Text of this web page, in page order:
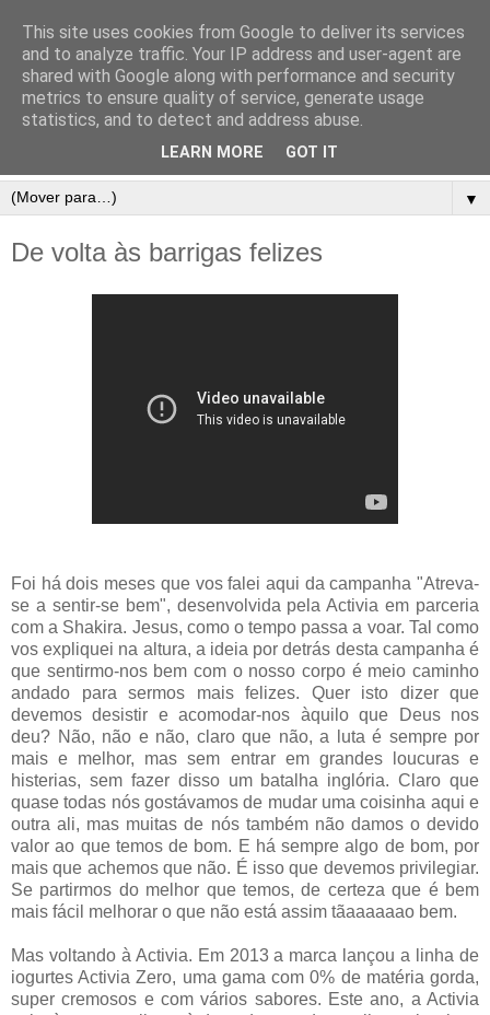
▼
De volta às barrigas felizes
Foi há dois meses que vos falei aqui da campanha "Atreva-
se a sentir-se bem", desenvolvida pela Activia em parceria
com a Shakira. Jesus, como o tempo passa a voar. Tal como
vos expliquei na altura, a ideia por detrás desta campanha é
que sentirmo-nos bem com o nosso corpo é meio caminho
andado para sermos mais felizes. Quer isto dizer que
devemos desistir e acomodar-nos àquilo que Deus nos
deu? Não, não e não, claro que não, a luta é sempre por
mais e melhor, mas sem entrar em grandes loucuras e
histerias, sem fazer disso um batalha inglória. Claro que
quase todas nós gostávamos de mudar uma coisinha aqui e
outra ali, mas muitas de nós também não damos o devido
valor ao que temos de bom. E há sempre algo de bom, por
mais que achemos que não. É isso que devemos privilegiar.
Se partirmos do melhor que temos, de certeza que é bem
mais fácil melhorar o que não está assim tãaaaaaao bem.
Mas voltando à Activia. Em 2013 a marca lançou a linha de
iogurtes Activia Zero, uma gama com 0% de matéria gorda,
super cremosos e com vários sabores. Este ano, a Activia
This site uses cookies from Google to deliver its services
and to analyze traffic. Your IP address and user-agent are
shared with Google along with performance and security
metrics to ensure quality of service, generate usage
statistics, and to detect and address abuse.
LEARN MORE GOT IT